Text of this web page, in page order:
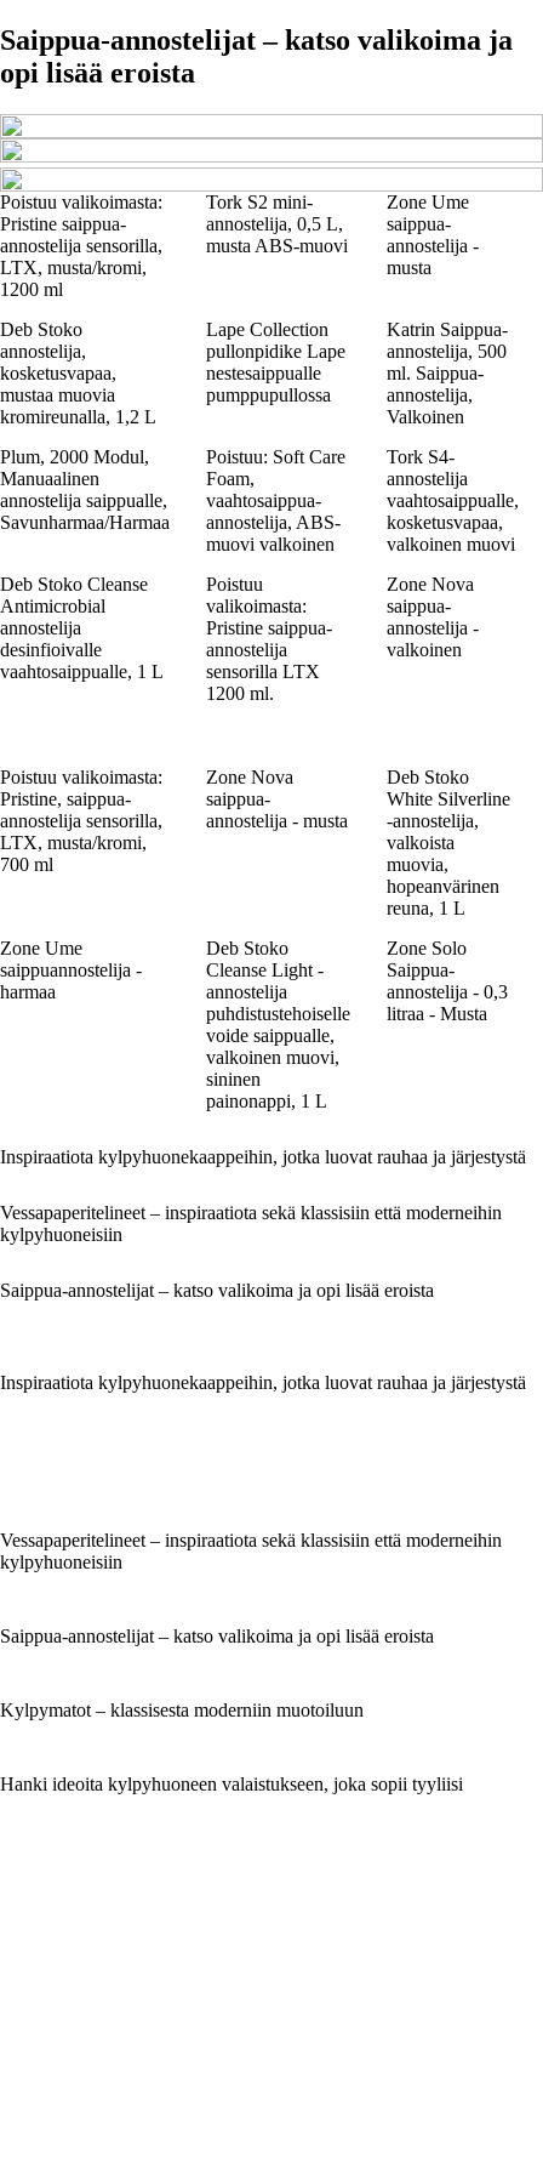
Saippua-annostelijat – katso valikoima ja
opi lisää eroista
Poistuu valikoimasta:
Pristine saippua-
annostelija sensorilla,
LTX, musta/kromi,
1200 ml
Tork S2 mini-
annostelija, 0,5 L,
musta ABS-muovi
Zone Ume
saippua-
annostelija -
musta
Deb Stoko
annostelija,
kosketusvapaa,
mustaa muovia
kromireunalla, 1,2 L
Lape Collection
pullonpidike Lape
nestesaippualle
pumppupullossa
Katrin Saippua-
annostelija, 500
ml. Saippua-
annostelija,
Valkoinen
Plum, 2000 Modul,
Manuaalinen
annostelija saippualle,
Savunharmaa/Harmaa
Poistuu: Soft Care
Foam,
vaahtosaippua-
annostelija, ABS-
muovi valkoinen
Tork S4-
annostelija
vaahtosaippualle,
kosketusvapaa,
valkoinen muovi
Deb Stoko Cleanse
Antimicrobial
annostelija
desinfioivalle
vaahtosaippualle, 1 L
Poistuu
valikoimasta:
Pristine saippua-
annostelija
sensorilla LTX
1200 ml.
Zone Nova
saippua-
annostelija -
valkoinen
Poistuu valikoimasta:
Pristine, saippua-
annostelija sensorilla,
LTX, musta/kromi,
700 ml
Zone Nova
saippua-
annostelija - musta
Deb Stoko
White Silverline
-annostelija,
valkoista
muovia,
hopeanvärinen
reuna, 1 L
Zone Ume
saippuannostelija -
harmaa
Deb Stoko
Cleanse Light -
annostelija
puhdistustehoiselle
voide saippualle,
valkoinen muovi,
sininen
painonappi, 1 L
Zone Solo
Saippua-
annostelija - 0,3
litraa - Musta
Inspiraatiota kylpyhuonekaappeihin, jotka luovat rauhaa ja järjestystä
Vessapaperitelineet – inspiraatiota sekä klassisiin että moderneihin
kylpyhuoneisiin
Saippua-annostelijat – katso valikoima ja opi lisää eroista
Inspiraatiota kylpyhuonekaappeihin, jotka luovat rauhaa ja järjestystä
Vessapaperitelineet – inspiraatiota sekä klassisiin että moderneihin
kylpyhuoneisiin
Saippua-annostelijat – katso valikoima ja opi lisää eroista
Kylpymatot – klassisesta moderniin muotoiluun
Hanki ideoita kylpyhuoneen valaistukseen, joka sopii tyyliisi